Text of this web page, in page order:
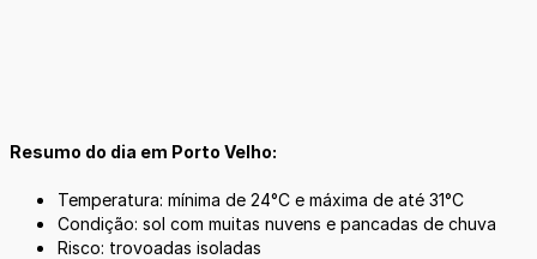
Resumo do dia em Porto Velho:
Temperatura: mínima de 24°C e máxima de até 31°C
Condição: sol com muitas nuvens e pancadas de chuva
Risco: trovoadas isoladas